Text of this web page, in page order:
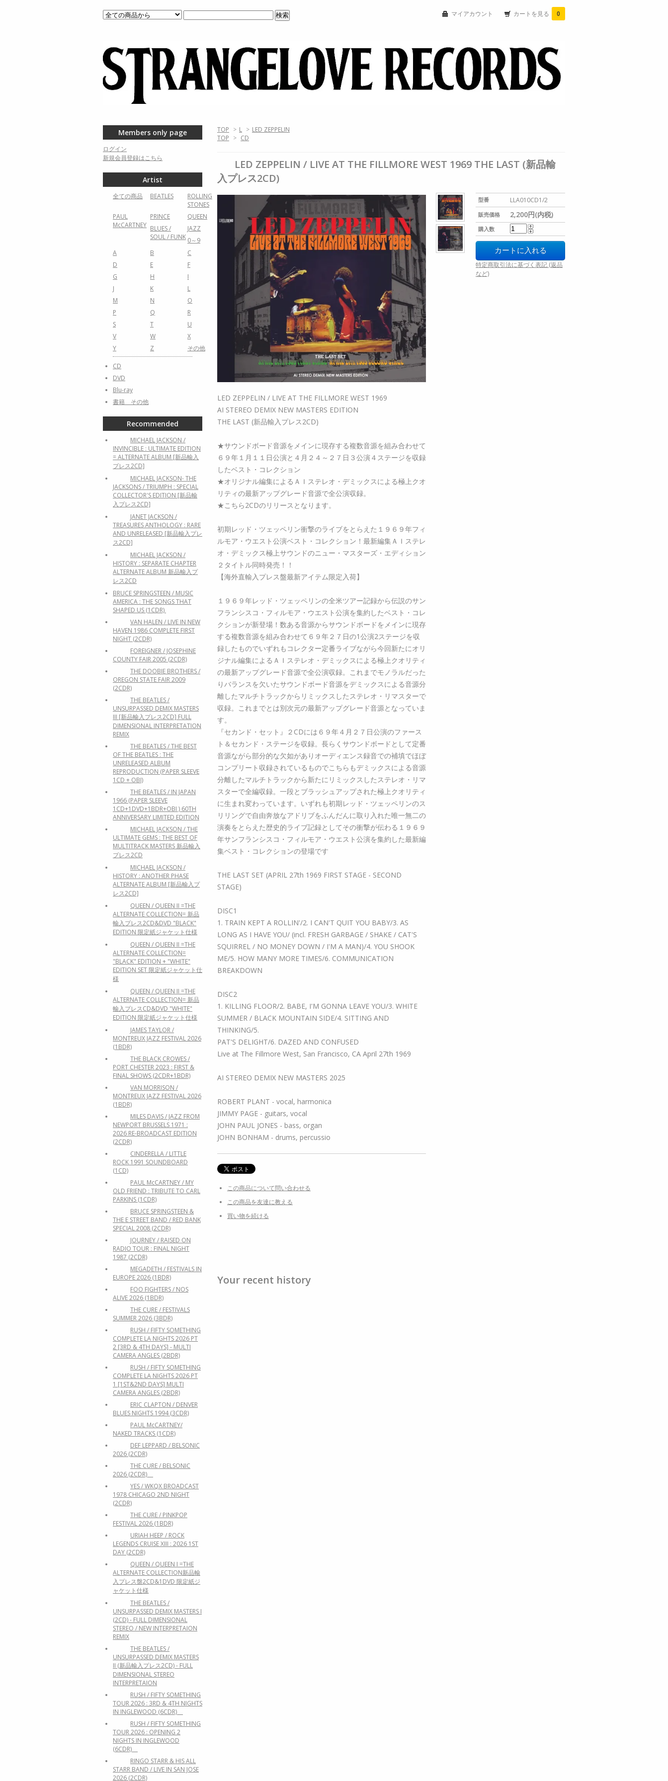
マイアカウント カートを見る 0
TOP > L > LED ZEPPELIN
TOP > CD
LED ZEPPELIN / LIVE AT THE FILLMORE WEST 1969 THE LAST (新品輸
入プレス2CD)
型番 LLA010CD1/2
販売価格 2,200円(内税)
購入数
特定商取引法に基づく表記 (返品
など)
LED ZEPPELIN / LIVE AT THE FILLMORE WEST 1969
AI STEREO DEMIX NEW MASTERS EDITION
THE LAST (新品輸入プレス2CD)
★サウンドボード音源をメインに現存する複数音源を組み合わせて
６９年１月１１日公演と４月２４～２７日３公演４ステージを収録
したベスト・コレクション
★オリジナル編集によるＡＩステレオ・デミックスによる極上クオ
リティの最新アップグレード音源で全公演収録。
★こちら2CDのリリースとなります。
初期レッド・ツェッペリン衝撃のライブをとらえた１９６９年フィ
ルモア・ウエスト公演ベスト・コレクション！最新編集ＡＩステレ
オ・デミックス極上サウンドのニュー・マスターズ・エディション
２タイトル同時発売！！
【海外直輸入プレス盤最新アイテム限定入荷】
１９６９年レッド・ツェッペリンの全米ツアー記録から伝説のサン
フランシスコ・フィルモア・ウエスト公演を集約したベスト・コレ
クションが新登場！数ある音源からサウンドボードをメインに現存
する複数音源を組み合わせて６９年２７日の1公演2ステージを収
録したものでいずれもコレクター定番ライブながら今回新たにオリ
ジナル編集によるＡＩステレオ・デミックスによる極上クオリティ
の最新アップグレード音源で全公演収録。これまでモノラルだった
りバランスを欠いたサウンドボード音源をデミックスによる音源分
離したマルチトラックからリミックスしたステレオ・リマスターで
収録。これまでとは別次元の最新アップグレード音源となっていま
す。
『セカンド・セット』２CDには６９年４月２７日公演のファース
ト＆セカンド・ステージを収録。長らくサウンドボードとして定番
音源ながら部分的な欠如がありオーディエンス録音での補填でほぼ
コンプリート収録されているものでこちらもデミックスによる音源
分離したマルチトラックから新たにリミックスしたステレオ・リマ
スターで全編収録。一段とブラッシュアップされた極上クオリティ
に生まれ変わっています。いずれも初期レッド・ツェッペリンのス
リリングで自由奔放なアドリブをふんだんに取り入れた唯一無二の
演奏をとらえた歴史的ライブ記録としてその衝撃が伝わる１９６９
年サンフランシスコ・フィルモア・ウエスト公演を集約した最新編
集ベスト・コレクションの登場です
THE LAST SET (APRIL 27th 1969 FIRST STAGE - SECOND
STAGE)
DISC1
1. TRAIN KEPT A ROLLIN'/2. I CAN'T QUIT YOU BABY/3. AS
LONG AS I HAVE YOU/ (incl. FRESH GARBAGE / SHAKE / CAT'S
SQUIRREL / NO MONEY DOWN / I'M A MAN)/4. YOU SHOOK
ME/5. HOW MANY MORE TIMES/6. COMMUNICATION
BREAKDOWN
DISC2
1. KILLING FLOOR/2. BABE, I'M GONNA LEAVE YOU/3. WHITE
SUMMER / BLACK MOUNTAIN SIDE/4. SITTING AND
THINKING/5.
PAT'S DELIGHT/6. DAZED AND CONFUSED
Live at The Fillmore West, San Francisco, CA April 27th 1969
AI STEREO DEMIX NEW MASTERS 2025
ROBERT PLANT - vocal, harmonica
JIMMY PAGE - guitars, vocal
JOHN PAUL JONES - bass, organ
JOHN BONHAM - drums, percussio
この商品について問い合わせる
この商品を友達に教える
買い物を続ける
Your recent history
Members only page
ログイン
新規会員登録はこちら
Artist
全ての商品 BEATLES
ROLLING
STONES
PAUL
McCARTNEY
PRINCE
QUEEN
BLUES /
SOUL / FUNK
JAZZ
0～9
A
B
C
D
E
F
G
H
I
J
K
L
M
N
O
P
Q
R
S
T
U
V
W
X
Y
Z その他
CD
DVD
Blu-ray
書籍 その他
Recommended
MICHAEL JACKSON /
INVINCIBLE : ULTIMATE EDITION
= ALTERNATE ALBUM [新品輸入
プレス2CD]
MICHAEL JACKSON- THE
JACKSONS / TRIUMPH : SPECIAL
COLLECTOR'S EDITION [新品輸
入プレス2CD]
JANET JACKSON /
TREASURES ANTHOLOGY : RARE
AND UNRELEASED [新品輸入プレ
ス2CD]
MICHAEL JACKSON /
HISTORY : SEPARATE CHAPTER
ALTERNATE ALBUM 新品輸入プ
レス2CD
BRUCE SPRINGSTEEN / MUSIC
AMERICA : THE SONGS THAT
SHAPED US (1CDR)
VAN HALEN / LIVE IN NEW
HAVEN 1986 COMPLETE FIRST
NIGHT (2CDR)
FOREIGNER / JOSEPHINE
COUNTY FAIR 2005 (2CDR)
THE DOOBIE BROTHERS /
OREGON STATE FAIR 2009
(2CDR)
THE BEATLES /
UNSURPASSED DEMIX MASTERS
III [新品輸入プレス2CD] FULL
DIMENSIONAL INTERPRETATION
REMIX
THE BEATLES / THE BEST
OF THE BEATLES : THE
UNRELEASED ALBUM
REPRODUCTION (PAPER SLEEVE
1CD + OBI)
THE BEATLES / IN JAPAN
1966 (PAPER SLEEVE
1CD+1DVD+1BDR+OBI ) 60TH
ANNIVERSARY LIMITED EDITION
MICHAEL JACKSON / THE
ULTIMATE GEMS : THE BEST OF
MULTITRACK MASTERS 新品輸入
プレス2CD
MICHAEL JACKSON /
HISTORY : ANOTHER PHASE
ALTERNATE ALBUM [新品輸入プ
レス2CD]
QUEEN / QUEEN II =THE
ALTERNATE COLLECTION= 新品
輸入プレス2CD&DVD "BLACK"
EDITION 限定紙ジャケット仕様
QUEEN / QUEEN II =THE
ALTERNATE COLLECTION=
"BLACK" EDITION + "WHITE"
EDITION SET 限定紙ジャケット仕
様
QUEEN / QUEEN II =THE
ALTERNATE COLLECTION= 新品
輸入プレスCD&DVD "WHITE"
EDITION 限定紙ジャケット仕様
JAMES TAYLOR /
MONTREUX JAZZ FESTIVAL 2026
(1BDR)
THE BLACK CROWES /
PORT CHESTER 2023 : FIRST &
FINAL SHOWS (2CDR+1BDR)
VAN MORRISON /
MONTREUX JAZZ FESTIVAL 2026
(1BDR)
MILES DAVIS / JAZZ FROM
NEWPORT BRUSSELS 1971 :
2026 RE-BROADCAST EDITION
(2CDR)
CINDERELLA / LITTLE
ROCK 1991 SOUNDBOARD
(1CD)
PAUL McCARTNEY / MY
OLD FRIEND : TRIBUTE TO CARL
PARKINS (1CDR)
BRUCE SPRINGSTEEN &
THE E STREET BAND / RED BANK
SPECIAL 2008 (2CDR)
JOURNEY / RAISED ON
RADIO TOUR : FINAL NIGHT
1987 (2CDR)
MEGADETH / FESTIVALS IN
EUROPE 2026 (1BDR)
FOO FIGHTERS / NOS
ALIVE 2026 (1BDR)
THE CURE / FESTIVALS
SUMMER 2026 (3BDR)
RUSH / FIFTY SOMETHING
COMPLETE LA NIGHTS 2026 PT
2 [3RD & 4TH DAYS] - MULTI
CAMERA ANGLES (2BDR)
RUSH / FIFTY SOMETHING
COMPLETE LA NIGHTS 2026 PT
1 [1ST&2ND DAYS] MULTI
CAMERA ANGLES (2BDR)
ERIC CLAPTON / DENVER
BLUES NIGHTS 1994 (3CDR)
PAUL McCARTNEY/
NAKED TRACKS (1CDR)
DEF LEPPARD / BELSONIC
2026 (2CDR)
THE CURE / BELSONIC
2026 (2CDR)
YES / WKQX BROADCAST
1978 CHICAGO 2ND NIGHT
(2CDR)
THE CURE / PINKPOP
FESTIVAL 2026 (1BDR)
URIAH HEEP / ROCK
LEGENDS CRUISE XIII : 2026 1ST
DAY (2CDR)
QUEEN / QUEEN I =THE
ALTERNATE COLLECTION新品輸
入プレス盤2CD&1DVD 限定紙ジ
ャケット仕様
THE BEATLES /
UNSURPASSED DEMIX MASTERS I
(2CD) - FULL DIMENSIONAL
STEREO / NEW INTERPRETAION
REMIX
THE BEATLES /
UNSURPASSED DEMIX MASTERS
II (新品輸入プレス2CD) - FULL
DIMENSIONAL STEREO
INTERPRETAION
RUSH / FIFTY SOMETHING
TOUR 2026 : 3RD & 4TH NIGHTS
IN INGLEWOOD (6CDR)
RUSH / FIFTY SOMETHING
TOUR 2026 : OPENING 2
NIGHTS IN INGLEWOOD
(6CDR)
RINGO STARR & HIS ALL
STARR BAND / LIVE IN SAN JOSE
2026 (2CDR)